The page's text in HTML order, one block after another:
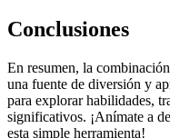
Conclusiones
En resumen, la
una fuente de diversión y
para explorar habilidades,
significativos. ¡Anímate a
esta simple herramienta!